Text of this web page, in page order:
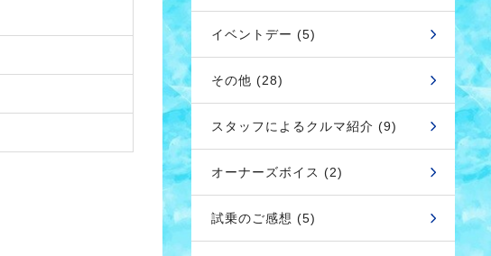
イベントデー (5)
その他 (28)
スタッフによるクルマ紹介 (9)
オーナーズボイス (2)
試乗のご感想 (5)